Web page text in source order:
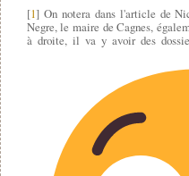
[1] On notera dans l'article de
Negre, le maire de Cagnes,
à droite, il va y avoir des